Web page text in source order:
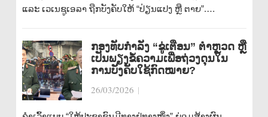
ແລະ ເວເນຊູເອລາ ຖືກບັງຄັບໃຫ້ “ປ່ຽນແປງ ຫຼື ຕາຍ”.…
ກອງທັບກຳລັງ “ຂູ່ເຕືອນ” ຕຳຫຼວດ ຫຼື
ເປັນພຽງຂໍ້ຄວາມເພື່ອຖ່ວງດຸນໃນ
ການບັງຄັບໃຊ້ກົດໝາຍ?
26/03/2026 |